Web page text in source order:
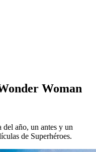
Woman
año, un antes y un
de Superhéroes.